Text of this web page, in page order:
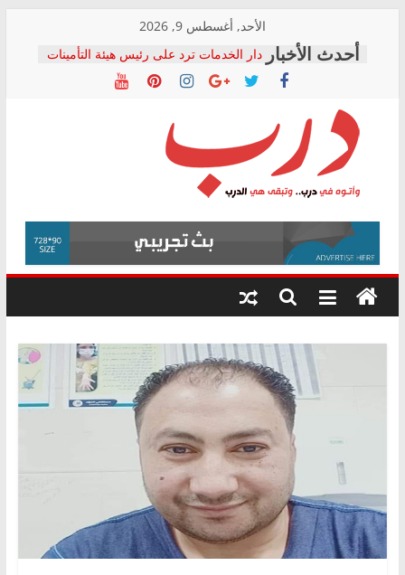
content
الأحد, أغسطس 9, 2026
دار الخدمات ترد على رئيس هيئة التأمينات
بعد مؤتمره الصحفي: إنكار الأزمة لا ينهي
معاناة أصحاب المعاشات.. ونطالب بكشف
فرحات سليمان يكتب: القطاع الصحي إلى
أين؟
حزب التحالف الشعبي يطلق لجنة “الحق
في الصحة” بالإسكندرية لرصد الانتهاكات
ودعم المرضى
الوزاري لمدينة الصحفيين.. وانتهاء أعمال
إنشاء المبنى الإداري
المجلس القومي لحقوق الإنسان يعلن
متابعة قضية الدكتور محمد زهران.. ويؤكد:
قرينة البراءة وضمانات المحاكمة العادلة
درب
وأتوه
درب..
وتبقى
هي